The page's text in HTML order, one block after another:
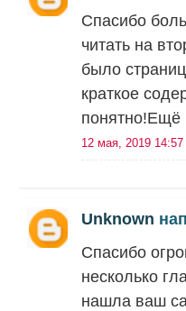
Спасибо
читать на
было
краткое
понятно!Ещё
12 мая, 2019 14:57
Unknown
Спасибо
несколько
нашла ваш